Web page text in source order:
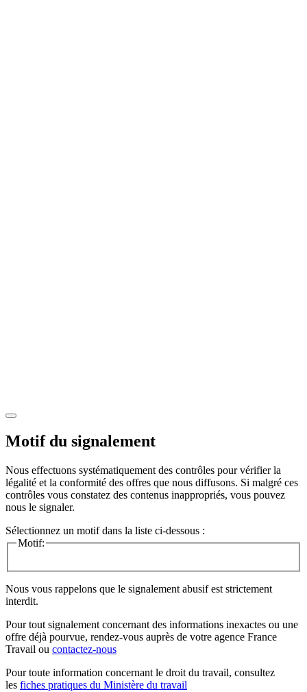
Motif du signalement
Nous effectuons systématiquement des contrôles pour vérifier la
légalité et la conformité des offres que nous diffusons. Si malgré ces
contrôles vous constatez des contenus inappropriés, vous pouvez
nous le signaler.
Sélectionnez un motif dans la liste ci-dessous :
Motif:
Nous vous rappelons que le signalement abusif est strictement
interdit.
Pour tout signalement concernant des informations inexactes ou une
offre déjà pourvue, rendez-vous auprès de votre agence France
Travail ou contactez-nous
Pour toute information concernant le droit du travail, consultez
les fiches pratiques du Ministère du travail